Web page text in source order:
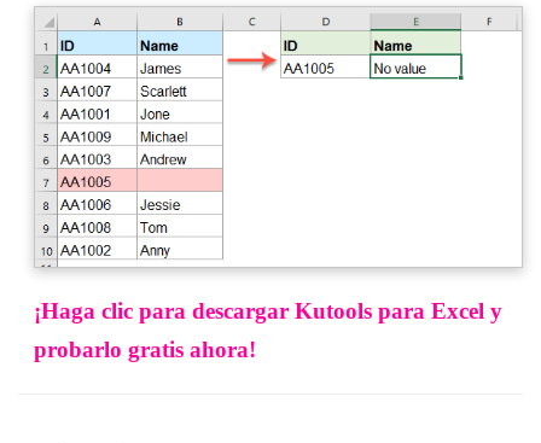
¡Haga clic para descargar Kutools para Excel y
probarlo gratis ahora!